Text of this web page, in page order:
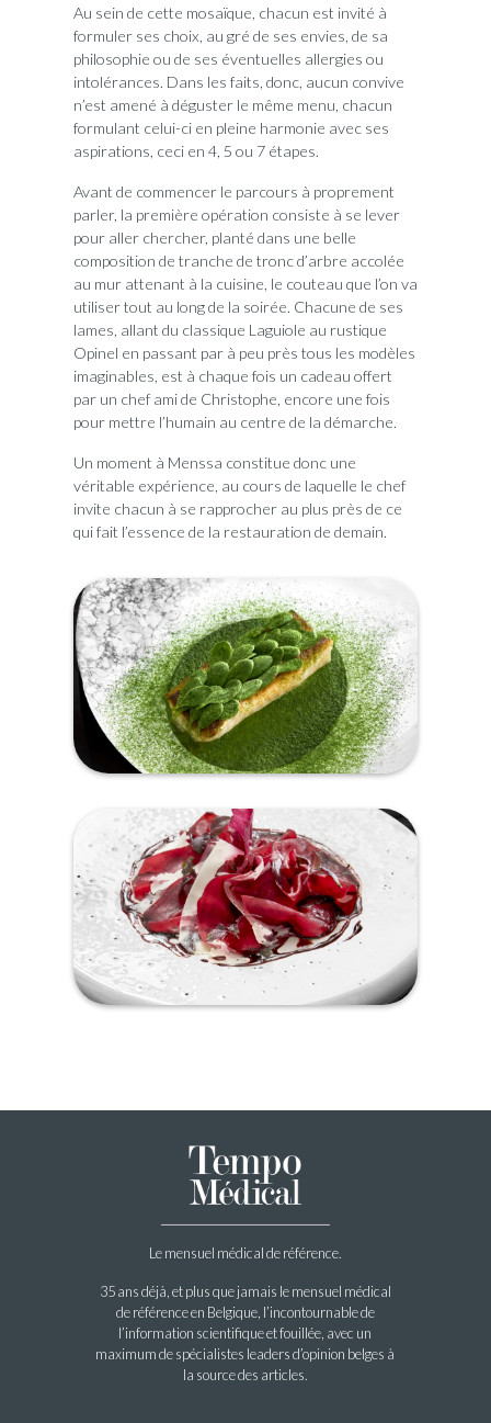
Au sein de cette mosaïque, chacun est invité à
formuler ses choix, au gré de ses envies, de sa
philosophie ou de ses éventuelles allergies ou
intolérances. Dans les faits, donc, aucun convive
n’est amené à déguster le même menu, chacun
formulant celui-ci en pleine harmonie avec ses
aspirations, ceci en 4, 5 ou 7 étapes.
Avant de commencer le parcours à proprement
parler, la première opération consiste à se lever
pour aller chercher, planté dans une belle
composition de tranche de tronc d’arbre accolée
au mur attenant à la cuisine, le couteau que l’on va
utiliser tout au long de la soirée. Chacune de ses
lames, allant du classique Laguiole au rustique
Opinel en passant par à peu près tous les modèles
imaginables, est à chaque fois un cadeau offert
par un chef ami de Christophe, encore une fois
pour mettre l’humain au centre de la démarche.
Un moment à Menssa constitue donc une
véritable expérience, au cours de laquelle le chef
invite chacun à se rapprocher au plus près de ce
qui fait l’essence de la restauration de demain.
Le mensuel médical de référence.
35 ans déjà, et plus que jamais le mensuel médical
de référence en Belgique, l’incontournable de
l’information scientifique et fouillée, avec un
maximum de spécialistes leaders d’opinion belges à
la source des articles.